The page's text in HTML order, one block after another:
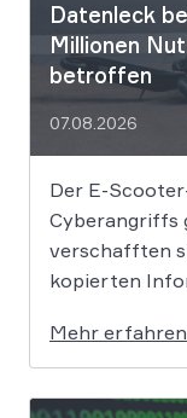
Datenleck
Millionen
betroffen
07.08.2026
Der E-
Cyberangriffs
verschafften
kopierten
für Betroffene
vollständig
Ryde hat
Mehr erfahren